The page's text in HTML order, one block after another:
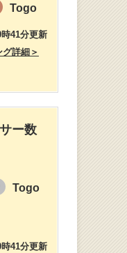
Togo
41分更新
詳細＞
ー数
Togo
41分更新